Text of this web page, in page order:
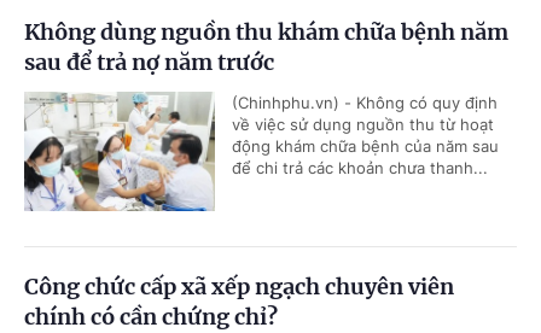
Không dùng nguồn thu khám chữa bệnh năm
sau để trả nợ năm trước
(Chinhphu.vn) - Không có quy định
về việc sử dụng nguồn thu từ hoạt
động khám chữa bệnh của năm sau
để chi trả các khoản chưa thanh...
Công chức cấp xã xếp ngạch chuyên viên
chính có cần chứng chỉ?